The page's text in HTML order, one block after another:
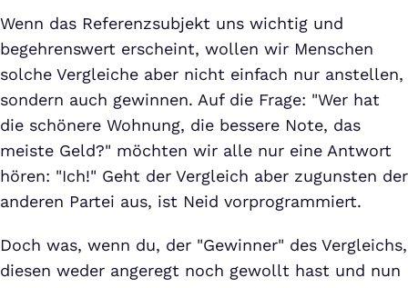
Wenn das Referenzsubjekt uns wichtig und
begehrenswert erscheint, wollen wir Menschen
solche Vergleiche aber nicht einfach nur anstellen,
sondern auch gewinnen. Auf die Frage: "Wer hat
die schönere Wohnung, die bessere Note, das
meiste Geld?" möchten wir alle nur eine Antwort
hören: "Ich!" Geht der Vergleich aber zugunsten der
anderen Partei aus, ist Neid vorprogrammiert.
Doch was, wenn du, der "Gewinner" des Vergleichs,
diesen weder angeregt noch gewollt hast und nun